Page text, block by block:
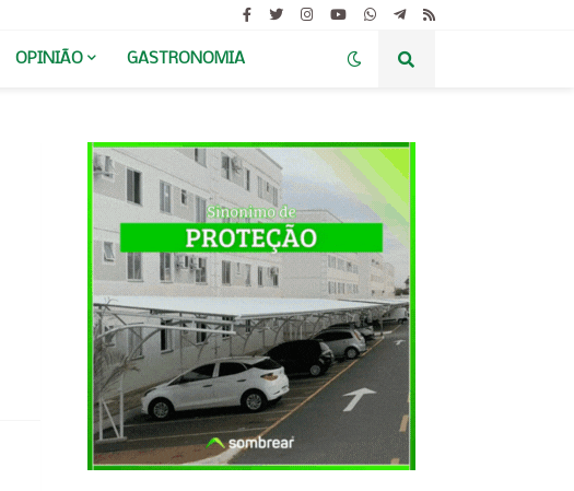
OPINIÃO GASTRONOMIA